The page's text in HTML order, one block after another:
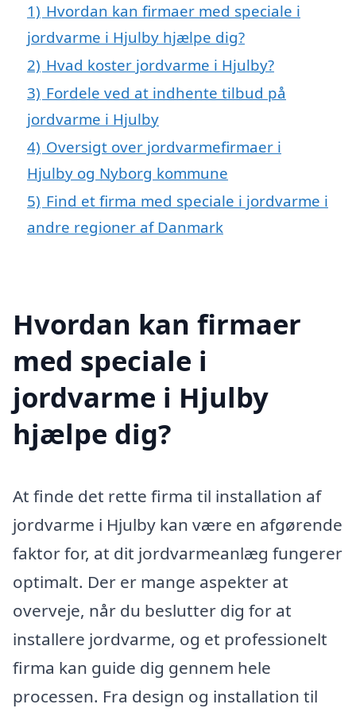
1) Hvordan kan firmaer med speciale i
jordvarme i Hjulby hjælpe dig?
2) Hvad koster jordvarme i Hjulby?
3) Fordele ved at indhente tilbud på
jordvarme i Hjulby
4) Oversigt over jordvarmefirmaer i
Hjulby og Nyborg kommune
5) Find et firma med speciale i jordvarme i
andre regioner af Danmark
Hvordan kan firmaer
med speciale i
jordvarme i Hjulby
hjælpe dig?
At finde det rette firma til installation af
jordvarme i Hjulby kan være en afgørende
faktor for, at dit jordvarmeanlæg fungerer
optimalt. Der er mange aspekter at
overveje, når du beslutter dig for at
installere jordvarme, og et professionelt
firma kan guide dig gennem hele
processen. Fra design og installation til